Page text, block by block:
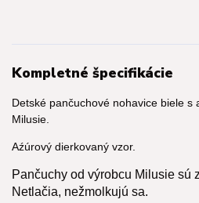
Kompletné špecifikácie
Detské pančuchové nohavice biele s
Milusie.
Aźúrový dierkovaný vzor.
Pančuchy od výrobcu Milusie sú
Netlačia, nežmolkujú sa.